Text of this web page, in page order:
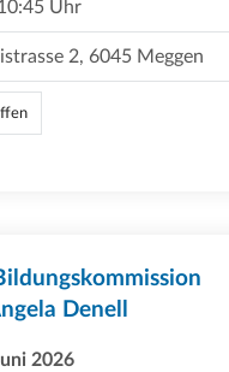
Uhr
2, 6045 Meggen
Denell
2026